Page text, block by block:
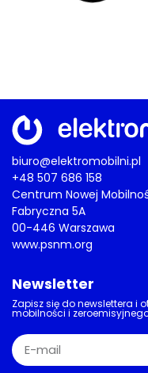
Torcal –
zamiast
perkusji!
17/07/2026
AKTUALNOŚCI,RYNEK
Nowy XPENG
szybkie
dużo
17/07/2026